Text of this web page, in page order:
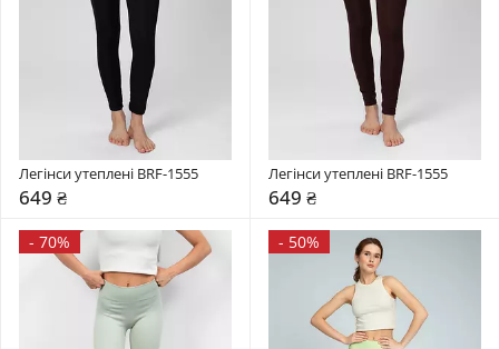
Легінси утеплені BRF-1555
649 ₴
Легінси утеплені BRF-1555
649 ₴
- 70% - 50%